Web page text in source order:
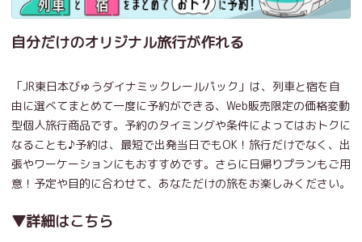
自分だけのオリジナル旅行が作れる
「JR東日本びゅうダイナミックレールパック」は、列車と宿を自
由に選べてまとめて一度に予約ができる、Web販売限定の価格変動
型個人旅行商品です。予約のタイミングや条件によってはおトクに
なることも♪予約は、最短で出発当日でもOK！旅行だけでなく、出
張やワーケーションにもおすすめです。さらに日帰りプランもご用
意！予定や目的に合わせて、あなただけの旅をお楽しみください。
▼詳細はこちら